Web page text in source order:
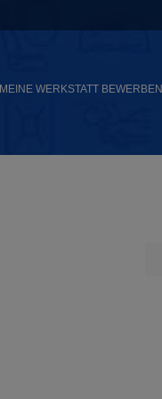
MEINE WERKSTATT BEWERBEN